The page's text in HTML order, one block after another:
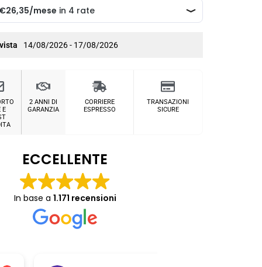
14/08/2026 - 17/08/2026
E
2 ANNI DI
GARANZIA
CORRIERE
ESPRESSO
TRANSAZIONI
SICURE
ECCELLENTE
In base a 1.171 recensioni